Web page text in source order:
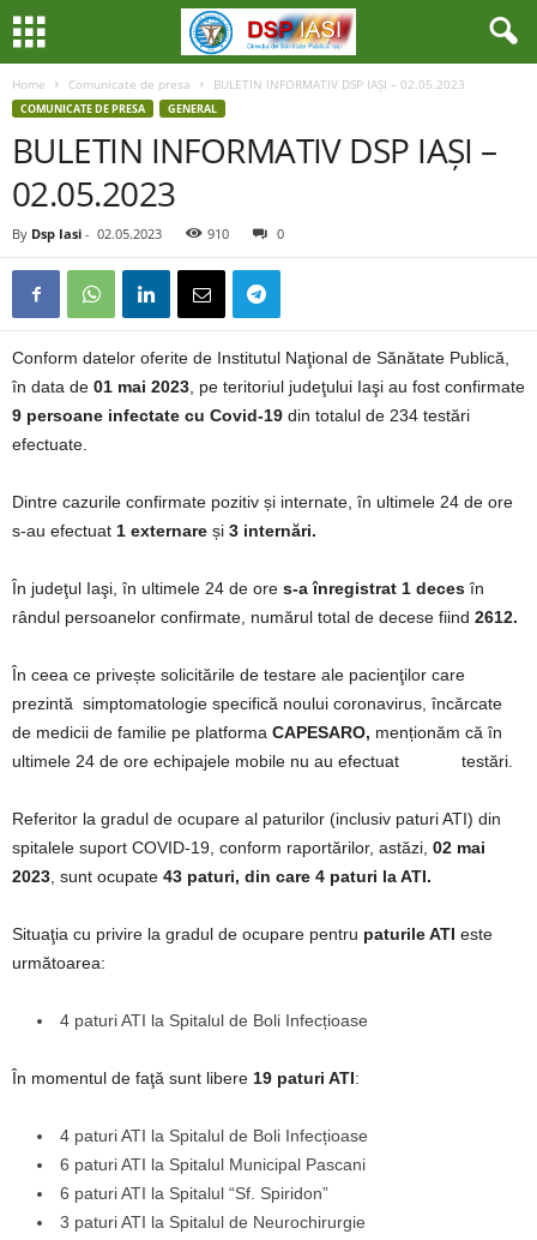
Home Comunicate de presa BULETIN INFORMATIV DSP IAȘI – 02.05.2023
COMUNICATE DE PRESA GENERAL
BULETIN INFORMATIV DSP IAȘI –
02.05.2023
By Dsp Iasi - 02.05.2023 910 0
Conform datelor oferite de Institutul Naţional de Sănătate Publică,
în data de 01 mai 2023 , pe teritoriul judeţului Iaşi au fost confirmate
9 persoane infectate cu Covid-19 din totalul de 234 testări
efectuate.
Dintre cazurile confirmate pozitiv și internate, în ultimele 24 de ore
s-au efectuat 1 externare și 3 internări.
În judeţul Iaşi, în ultimele 24 de ore s-a înregistrat 1 deces în
rândul persoanelor confirmate, numărul total de decese fiind 2612.
În ceea ce privește solicitările de testare ale pacienţilor care
prezintă simptomatologie specifică noului coronavirus, încărcate
de medicii de familie pe platforma CAPESARO, menționăm că în
ultimele 24 de ore echipajele mobile nu au efectuat testări.
Referitor la gradul de ocupare al paturilor (inclusiv paturi ATI) din
spitalele suport COVID-19, conform raportărilor, astăzi, 02 mai
2023 , sunt ocupate 43 paturi, din care 4 paturi la ATI.
Situaţia cu privire la gradul de ocupare pentru paturile ATI este
următoarea:
4 paturi ATI la Spitalul de Boli Infecțioase
În momentul de faţă sunt libere 19 paturi ATI:
4 paturi ATI la Spitalul de Boli Infecțioase
6 paturi ATI la Spitalul Municipal Pascani
6 paturi ATI la Spitalul “Sf. Spiridon”
3 paturi ATI la Spitalul de Neurochirurgie